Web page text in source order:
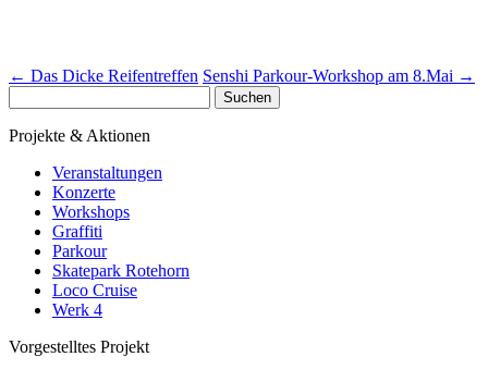
← Das Dicke Reifentreffen Senshi Parkour-Workshop am 8.Mai →
nach:
Projekte & Aktionen
Veranstaltungen
Konzerte
Workshops
Graffiti
Parkour
Skatepark Rotehorn
Loco Cruise
Werk 4
Vorgestelltes Projekt